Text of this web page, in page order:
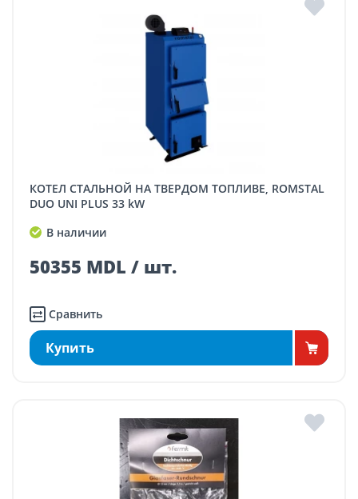
КОТЕЛ СТАЛЬНОЙ НА ТВЕРДОМ ТОПЛИВЕ, ROMSTAL
DUO UNI PLUS 33 kW
В наличии
50355 MDL / шт.
Сравнить
Купить